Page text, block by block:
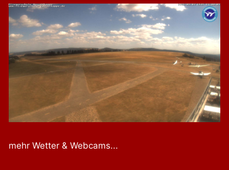
u
n
g
-
N
a
g
t
mehr Wetter & Webcams...